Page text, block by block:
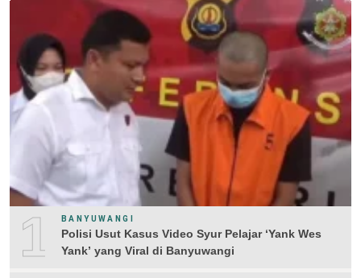
1 BANYUWANGI
Polisi Usut Kasus Video Syur Pelajar ‘Yank Wes
Yank’ yang Viral di Banyuwangi